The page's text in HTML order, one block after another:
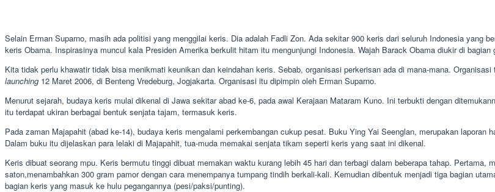
Selain Erman Suparno, masih ada politisi yang menggilai keris. Dia adalah Fadli Zon. Ada sekitar 900 keris dari seluruh Indonesia yang
keris Obama. Inspirasinya muncul kala Presiden Amerika berkulit hitam itu mengunjungi Indonesia. Wajah Barack Obama diukir di
Kita tidak perlu khawatir tidak bisa menikmati keunikan dan keindahan keris. Sebab, organisasi perkerisan ada di mana-mana.
launching 12 Maret 2006, di Benteng Vredeburg, Jogjakarta. Organisasi itu dipimpin oleh Erman Suparno.
Menurut sejarah, budaya keris mulai dikenal di Jawa sekitar abad ke-6, pada awal Kerajaan Mataram Kuno. Ini terbukti dengan
itu terdapat ukiran berbagai bentuk senjata tajam, termasuk keris.
Pada zaman Majapahit (abad ke-14), budaya keris mengalami perkembangan cukup pesat. Buku Ying Yai Seenglan, merupakan
Dalam buku itu dijelaskan para lelaki di Majapahit, tua-muda memakai senjata tikam seperti keris yang saat ini dikenal.
Keris dibuat seorang mpu. Keris bermutu tinggi dibuat memakan waktu kurang lebih 45 hari dan terbagi dalam beberapa tahap.
saton,menambahkan 300 gram pamor dengan cara menempanya tumpang tindih berkali-kali. Kemudian dibentuk menjadi tiga bagian
bagian keris yang masuk ke hulu pegangannya (pesi/paksi/punting).